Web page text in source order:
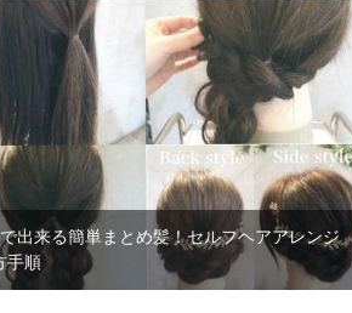
出来る簡単まとめ髪！セルフヘアアレンジ
手順